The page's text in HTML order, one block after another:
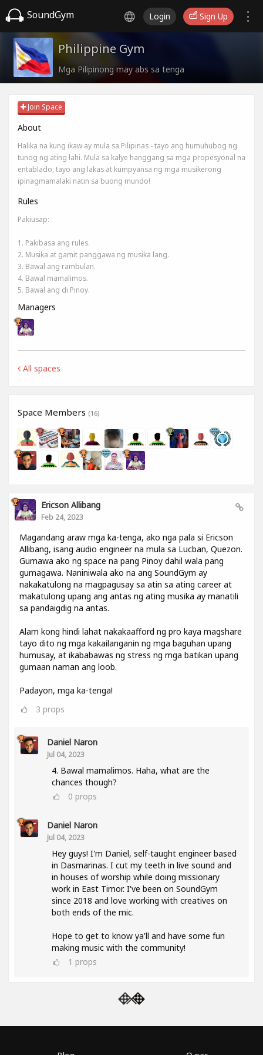
SoundGym Login Sign Up
Philippine Gym
Mga Pilipinong may abs sa tenga
Join Space
About
Halika na kung ikaw ay mula sa Pilipinas - tayo ang humuhubog ng
tunog ng ating lahi. Mula sa kalye hanggang sa mga propesyonal na
entablado, tayo ang lakas at kumpyansa ng mga musikerong
ipinagmamalaki natin sa buong mundo!
Rules
Pakiusap:
1. Pakibasa ang rules.
2. Musika at gamit panggawa ng musika lang.
3. Bawal ang rambulan.
4. Bawal mamalimos.
5. Bawal ang di Pinoy.
Managers
All spaces
Space Members (16)
Ericson Allibang
Feb 24, 2023
Magandang araw mga ka-tenga, ako nga pala si Ericson
Allibang, isang audio engineer na mula sa Lucban, Quezon.
Gumawa ako ng space na pang Pinoy dahil wala pang
gumagawa. Naniniwala ako na ang SoundGym ay
nakakatulong na magpagusay sa atin sa ating career at
makatulong upang ang antas ng ating musika ay manatili
sa pandaigdig na antas.
Alam kong hindi lahat nakakaafford ng pro kaya magshare
tayo dito ng mga kakailanganin ng mga baguhan upang
humusay, at ikababawas ng stress ng mga batikan upang
gumaan naman ang loob.
Padayon, mga ka-tenga!
3 props
Daniel Naron
Jul 04, 2023
4. Bawal mamalimos. Haha, what are the
chances though?
0 props
Daniel Naron
Jul 04, 2023
Hey guys! I'm Daniel, self-taught engineer based
in Dasmarinas. I cut my teeth in live sound and
in houses of worship while doing missionary
work in East Timor. I've been on SoundGym
since 2018 and love working with creatives on
both ends of the mic.
Hope to get to know ya'll and have some fun
making music with the community!
1 props